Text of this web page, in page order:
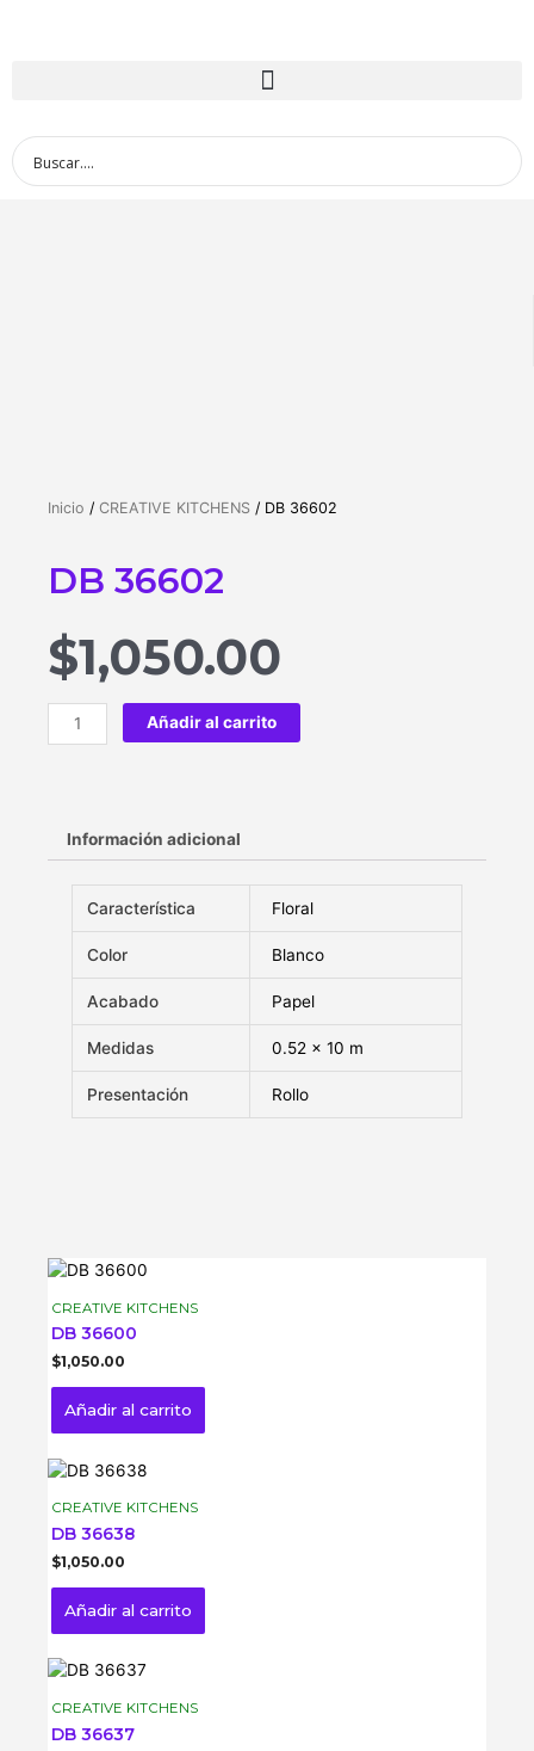
Inicio / CREATIVE KITCHENS / DB 36602
DB 36602
$1,050.00
Añadir al carrito
Información adicional
Característica Floral
Color Blanco
Acabado Papel
Medidas 0.52 x 10 m
Presentación Rollo
CREATIVE KITCHENS
DB 36600
$1,050.00
Añadir al carrito
CREATIVE KITCHENS
DB 36638
$1,050.00
Añadir al carrito
CREATIVE KITCHENS
DB 36637